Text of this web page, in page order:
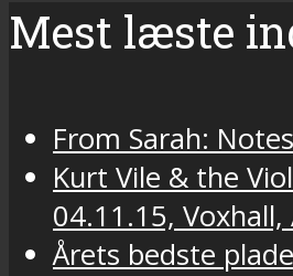
Mest læste
From Sarah:
Kurt Vile & the
04.11.15, Voxhall,
Årets bedste